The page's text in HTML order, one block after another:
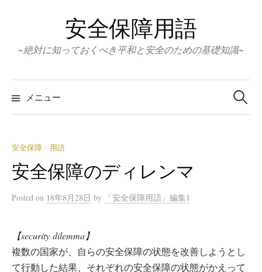
ン
ス
キ
プ
安全保障用語
~絶対に知っておくべき平和と安全のための基礎知識~
メニュー
検
索:
安全保障 / 用語
安全保障のディレンマ
Posted on 18年8月28日 by 「安全保障用語」編集1
【security dilemma】
複数の国家が、自らの安全保障の状態を改善しようとし
て行動した結果、それぞれの安全保障の状態がかえって